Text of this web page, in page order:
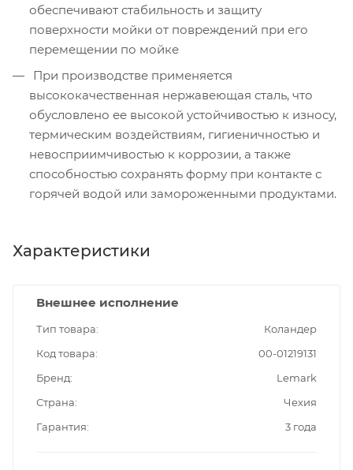
обеспечивают стабильность и защиту
поверхности мойки от повреждений при его
перемещении по мойке
При производстве применяется
высококачественная нержавеющая сталь, что
обусловлено ее высокой устойчивостью к износу,
термическим воздействиям, гигиеничностью и
невосприимчивостью к коррозии, а также
способностью сохранять форму при контакте с
горячей водой или замороженными продуктами.
Характеристики
Внешнее исполнение
Тип товара
Коландер
Код товара
00-01219131
Бренд
Lemark
Страна
Чехия
Гарантия
3 года